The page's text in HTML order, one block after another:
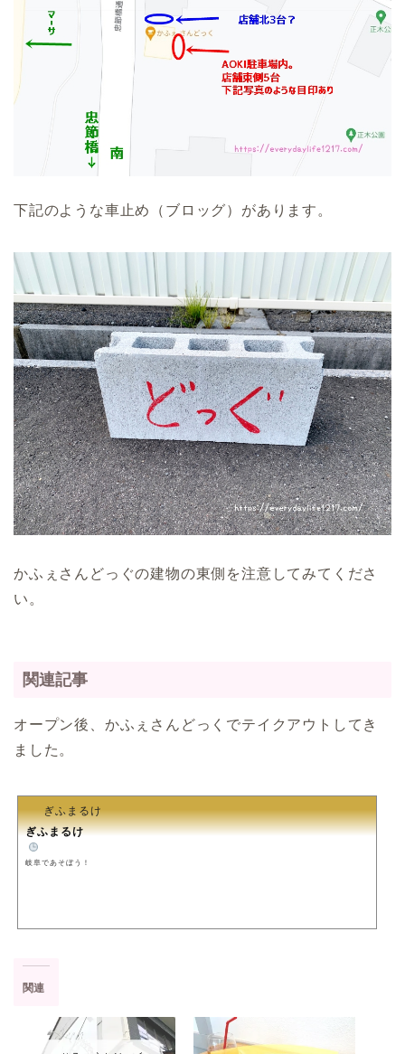
下記のような車止め（ブロッグ）があります。
かふぇさんどっぐの建物の東側を注意してみてくださ
い。
関連記事
オープン後、かふぇさんどっくでテイクアウトしてき
ました。
ぎふまるけ
ぎふまるけ
岐阜であそぼう！
関連
ぎふまるけ内の記事と写真
岐阜地域